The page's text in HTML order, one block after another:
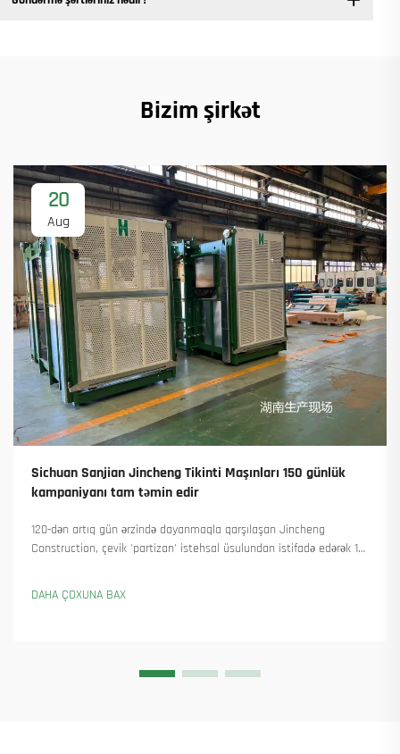
Bizim şirkət
20
Aug
Sichuan Sanjian Jincheng Tikinti Maşınları 150 günlük
kampaniyanı tam təmin edir
120-dən artıq gün ərzində dayanmaqla qarşılaşan Jincheng
Construction, çevik 'partizan' istehsal üsulundan istifadə edərək 18
DAHA ÇOXUNA BAX